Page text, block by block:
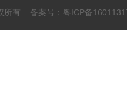
所有 备案号：粤ICP备